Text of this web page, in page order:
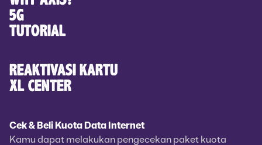
5G
TUTORIAL
REAKTIVASI KARTU
XL CENTER
Cek & Beli Kuota Data Internet
Kamu dapat melakukan pengecekan paket kuota